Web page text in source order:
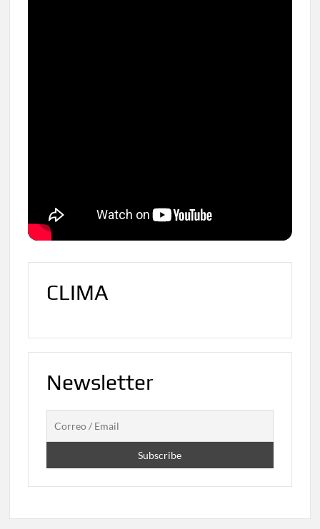
CLIMA
Newsletter